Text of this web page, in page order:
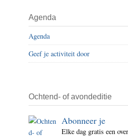
t
e
Agenda
Agenda
Geef je activiteit door
Ochtend- of avondeditie
Abonneer je
Elke dag gratis een